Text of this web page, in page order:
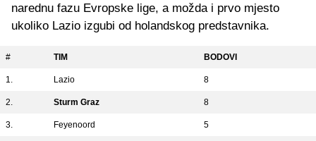
narednu fazu Evropske lige, a možda i prvo mjesto
ukoliko Lazio izgubi od holandskog predstavnika.
# TIM BODOVI
1. Lazio 8
2. Sturm Graz 8
3. Feyenoord 5